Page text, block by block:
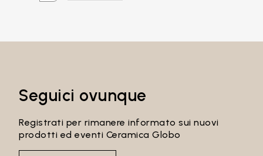
Recupera password
Seguici ovunque
Registrati per rimanere informato sui nuovi
prodotti ed eventi Ceramica Globo